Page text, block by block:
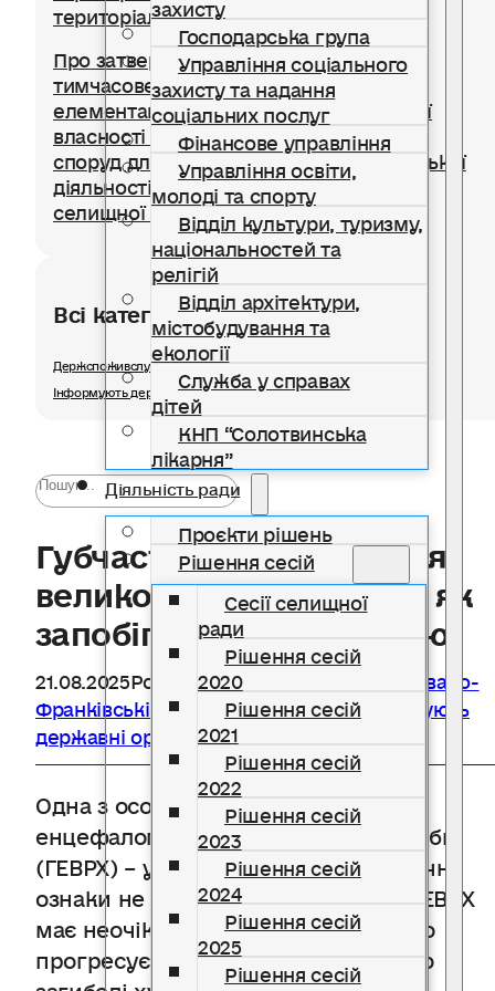
Господарська група
Управління соціального
захисту та надання
соціальних послуг
Фінансове управління
Управління освіти,
молоді та спорту
Відділ культури, туризму,
національностей та
релігій
Відділ архітектури,
містобудування та
екології
Служба у справах
дітей
КНП “Солотвинська
лікарня”
Діяльність ради
Проєкти рішень
Рішення сесій
Сесії селищної
ради
Рішення сесій
2020
Рішення сесій
2021
Рішення сесій
2022
Рішення сесій
2023
Рішення сесій
2024
Рішення сесій
2025
Рішення сесій
територіальної громади
Про затвердження Положення про
тимчасове користування окремими
елементами благоустрою комунальної
власності для розміщення тимчасових
споруд для провадження підприємницької
діяльності на території Солотвинської
селищної територіальної громади
Всі категорії розділу
Держспоживслужби в Івано-Франківській області інформує
Інформують державні органи
Губчаста енцефалопатія
великої рогатої худоби: як
запобігти захворюванню
21.08.2025РозділДержспоживслужби в Івано-
Франківській області інформує,Інформують
державні органи
Одна з особливостей губчастої
енцефалопатії великої рогатої худоби
(ГЕВРХ) – у заражених тварин клінічні
ознаки не проявляються роками. ГЕВРХ
має неочікуваний початок, повільно
прогресує та завжди призводить до